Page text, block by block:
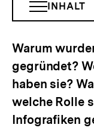
ÖFFNEN
INHALT
Warum
gegründet?
haben sie?
welche Rolle
Infografiken